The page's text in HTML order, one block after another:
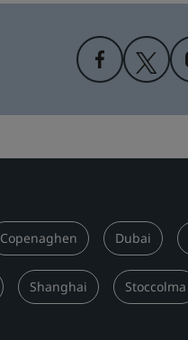
Copenaghen Dubai
Shanghai Stoccolma